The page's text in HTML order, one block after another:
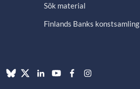
Sök material
Finlands Banks konstsamling